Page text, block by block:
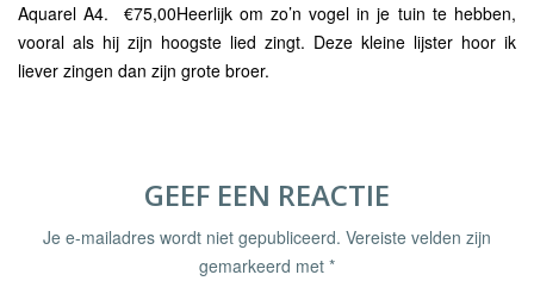
Aquarel A4. €75,00Heerlijk om zo’n vogel in je tuin te hebben,
vooral als hij zijn hoogste lied zingt. Deze kleine lijster hoor ik
liever zingen dan zijn grote broer.
GEEF EEN REACTIE
Je e-mailadres wordt niet gepubliceerd. Vereiste velden zijn
gemarkeerd met *